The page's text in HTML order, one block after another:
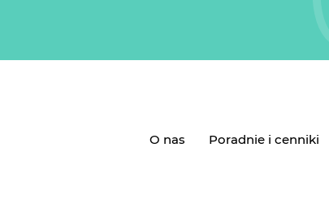
O nas Poradnie i cenniki